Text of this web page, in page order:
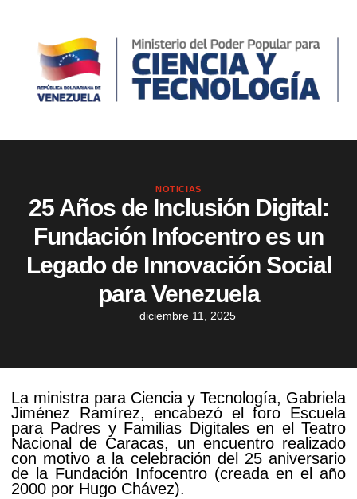
NOTICIAS
25 Años de Inclusión Digital:
Fundación Infocentro es un
Legado de Innovación Social
para Venezuela
diciembre 11, 2025
La ministra para Ciencia y Tecnología, Gabriela
Jiménez Ramírez, encabezó el foro Escuela
para Padres y Familias Digitales en el Teatro
Nacional de Caracas, un encuentro realizado
con motivo a la celebración del 25 aniversario
de la Fundación Infocentro (creada en el año
2000 por Hugo Chávez).